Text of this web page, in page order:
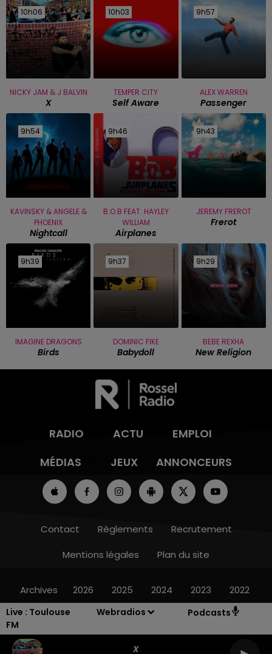
Live : Toulouse
FM
Webradios Podcasts
X
10h06
10h06
NICKY JAM & J BALVIN
X
10h03
10h03
TEMPER CITY
Self Aware
9h57
9h57
ALEX WARREN
Passenger
9h54
9h54
KAVINSKY & ANGELE &
PHOENIX
Nightcall
9h46
9h46
B.O.B FEAT. HAYLEY
WILLIAM
Airplanes
9h43
9h43
JEREMY FREROT
Frerot
9h39
9h39
IMAGINE DRAGONS
Birds
9h37
9h37
DOMINIC FIKE
Babydoll
9h29
9h29
BEBE REXHA
New Religion
RADIO ACTU
EMPLOI
MÉDIAS
JEUX ANNONCEURS
Contact Règlements
Recrutement
Mentions légales
Plan du site
Archives 2026 2025 2024 2023 2022